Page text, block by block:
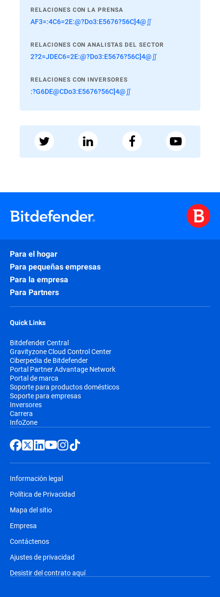
RELACIONES CON LA PRENSA
AF3=:4C6=2E:@?Do3:E5676?56C]4@∬
RELACIONES CON ANALISTAS DEL SECTOR
2?2=JDEC6=2E:@?Do3:E5676?56C]4@∬
RELACIONES CON INVERSORES
:?G6DE@CDo3:E5676?56C]4@∬
Para el hogar
Para pequeñas empresas
Para la empresa
Para Partners
Quick Links
Bitdefender Central
Gravityzone Cloud Control Center
Ciberpedia de Bitdefender
Portal Partner Advantage Network
Portal de marca
Soporte para productos domésticos
Soporte para empresas
Inversores
Carrera
InfoZone
Información legal
Política de Privacidad
Mapa del sitio
Empresa
Contáctenos
Ajustes de privacidad
Desistir del contrato aquí